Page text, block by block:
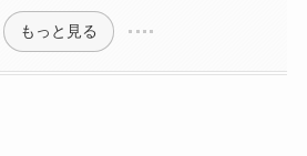
もっと見る